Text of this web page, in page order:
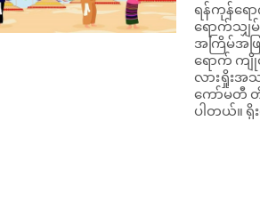
ရန်ကုန်ရော
ရောက်သျှမ်
အကြိမ်အဖြစ်
ရောက် ကျို
လားရှိုးအသ
ကော်မတီ တို့
ပါတယ်။ ရို